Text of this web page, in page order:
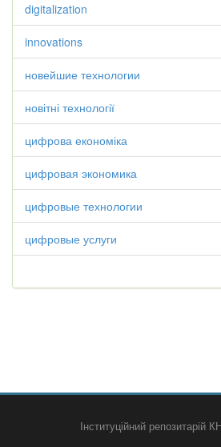
digitalization
innovations
новейшие технологии
новітні технології
цифрова економіка
цифровая экономика
цифровые технологии
цифровые услуги
Інституційний репозитарій